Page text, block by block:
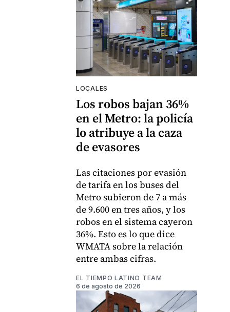
LOCALES
Los robos bajan 36%
en el Metro: la policía
lo atribuye a la caza
de evasores
Las citaciones por evasión
de tarifa en los buses del
Metro subieron de 7 a más
de 9.600 en tres años, y los
robos en el sistema cayeron
36%. Esto es lo que dice
WMATA sobre la relación
entre ambas cifras.
EL TIEMPO LATINO TEAM
6 de agosto de 2026